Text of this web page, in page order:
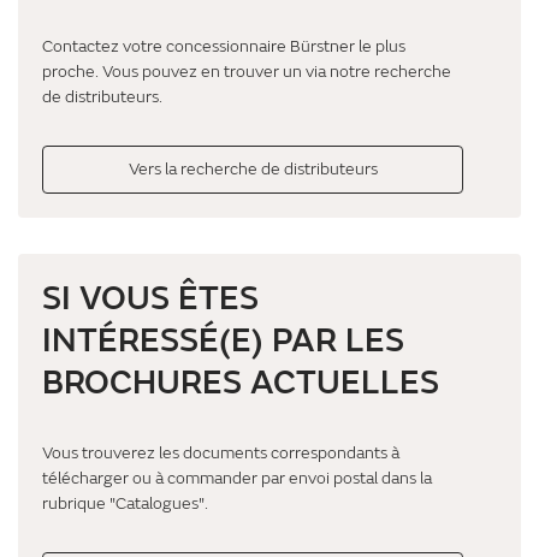
Contactez votre concessionnaire Bürstner le plus
proche. Vous pouvez en trouver un via notre recherche
de distributeurs.
Vers la recherche de distributeurs
SI VOUS ÊTES
INTÉRESSÉ(E) PAR LES
BROCHURES ACTUELLES
Vous trouverez les documents correspondants à
télécharger ou à commander par envoi postal dans la
rubrique "Catalogues".